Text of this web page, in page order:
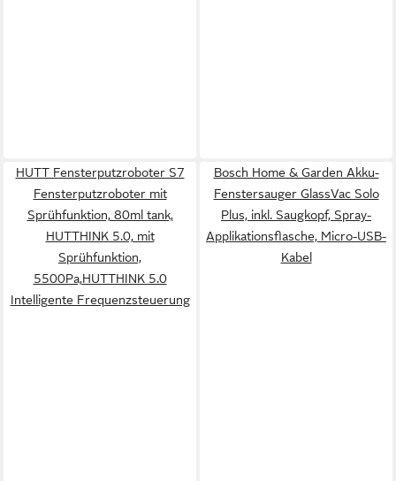
HUTT Fensterputzroboter S7
Fensterputzroboter mit
Sprühfunktion, 80ml tank,
HUTTHINK 5.0, mit
Sprühfunktion,
5500Pa,HUTTHINK 5.0
Intelligente Frequenzsteuerung
Bosch Home & Garden Akku-
Fenstersauger GlassVac Solo
Plus, inkl. Saugkopf, Spray-
Applikationsflasche, Micro-USB-
Kabel